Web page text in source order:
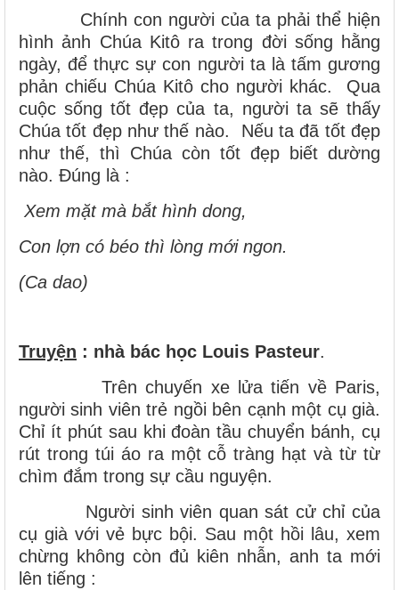
Chính con người của ta phải thể hiện
hình ảnh Chúa Kitô ra trong đời sống hằng
ngày, để thực sự con người ta là tấm gương
phản chiếu Chúa Kitô cho người khác. Qua
cuộc sống tốt đẹp của ta, người ta sẽ thấy
Chúa tốt đẹp như thế nào. Nếu ta đã tốt đẹp
như thế, thì Chúa còn tốt đẹp biết dường
nào. Đúng là :
Xem mặt mà bắt hình dong,
Con lợn có béo thì lòng mới ngon.
(Ca dao)
Truyện : nhà bác học Louis Pasteur.
Trên chuyến xe lửa tiến về Paris,
người sinh viên trẻ ngồi bên cạnh một cụ già.
Chỉ ít phút sau khi đoàn tầu chuyển bánh, cụ
rút trong túi áo ra một cỗ tràng hạt và từ từ
chìm đắm trong sự cầu nguyện.
Người sinh viên quan sát cử chỉ của
cụ già với vẻ bực bội. Sau một hồi lâu, xem
chừng không còn đủ kiên nhẫn, anh ta mới
lên tiếng :